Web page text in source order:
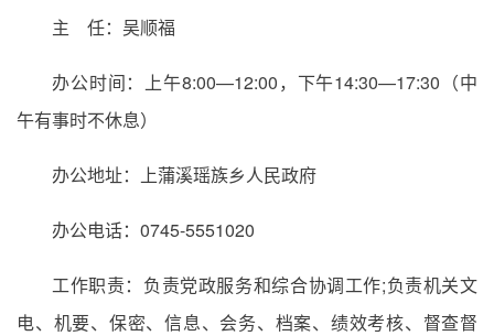
主 任：吴顺福
办公时间：上午8:00—12:00，下午14:30—17:30（中
午有事时不休息）
办公地址：上蒲溪瑶族乡人民政府
办公电话：0745-5551020
工作职责：负责党政服务和综合协调工作;负责机关文
电、机要、保密、信息、会务、档案、绩效考核、督查督